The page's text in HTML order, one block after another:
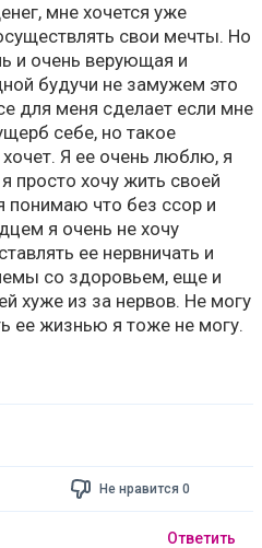
мне хочется уже
свои мечты. Но
и очень верующая и
будучи не замужем это
для меня сделает если мне
себе, но такое
Я ее очень люблю, я
просто хочу жить своей
понимаю что без ссор и
я очень не хочу
ее нервничать и
со здоровьем, еще и
хуже из за нервов. Не могу
ее жизнью я тоже не могу.
Не нравится 0
Ответить